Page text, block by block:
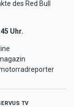
des Red Bull
Uhr.
TV